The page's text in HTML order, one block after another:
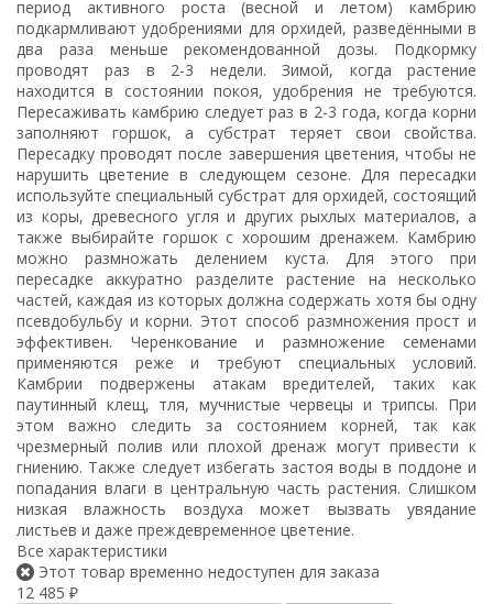
период активного роста (весной и летом) камбрию
подкармливают удобрениями для орхидей, разведёнными в
два раза меньше рекомендованной дозы. Подкормку
проводят раз в 2-3 недели. Зимой, когда растение
находится в состоянии покоя, удобрения не требуются.
Пересаживать камбрию следует раз в 2-3 года, когда корни
заполняют горшок, а субстрат теряет свои свойства.
Пересадку проводят после завершения цветения, чтобы не
нарушить цветение в следующем сезоне. Для пересадки
используйте специальный субстрат для орхидей, состоящий
из коры, древесного угля и других рыхлых материалов, а
также выбирайте горшок с хорошим дренажем. Камбрию
можно размножать делением куста. Для этого при
пересадке аккуратно разделите растение на несколько
частей, каждая из которых должна содержать хотя бы одну
псевдобульбу и корни. Этот способ размножения прост и
эффективен. Черенкование и размножение семенами
применяются реже и требуют специальных условий.
Камбрии подвержены атакам вредителей, таких как
паутинный клещ, тля, мучнистые червецы и трипсы. При
этом важно следить за состоянием корней, так как
чрезмерный полив или плохой дренаж могут привести к
гниению. Также следует избегать застоя воды в поддоне и
попадания влаги в центральную часть растения. Слишком
низкая влажность воздуха может вызвать увядание
листьев и даже преждевременное цветение.
Все характеристики
Этот товар временно недоступен для заказа
12 485 ₽